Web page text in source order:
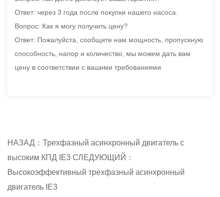
Ответ: через 3 года после покупки нашего насоса.
Вопрос: Как я могу получить цену?
Ответ: Пожалуйста, сообщите нам мощность, пропускную
способность, напор и количество, мы можем дать вам
цену в соответствии с вашими требованиями
НАЗАД：Трехфазный асинхронный двигатель с
высоким КПД IE3 СЛЕДУЮЩИЙ：
Высокоэффективный трехфазный асинхронный
двигатель IE3